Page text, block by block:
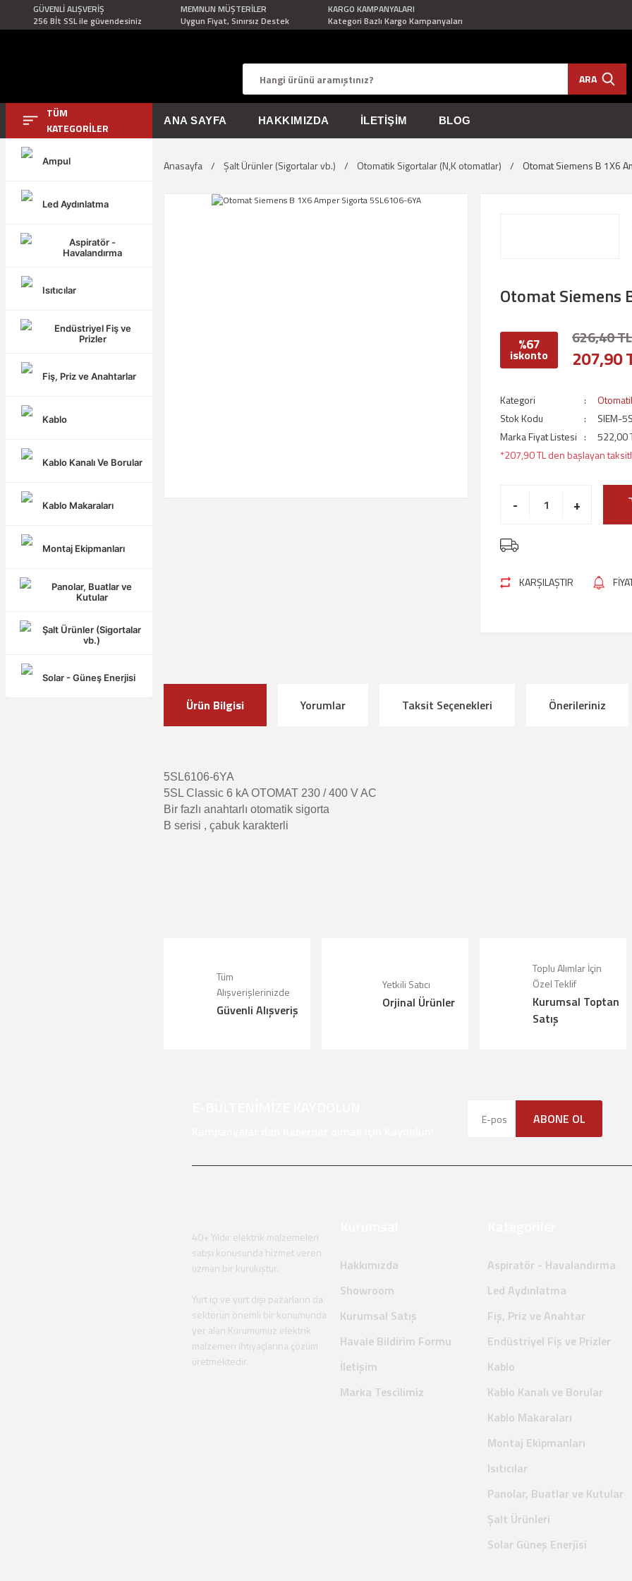
GÜVENLİ ALIŞVERİŞ
256 Bİt SSL ile güvendesiniz
MEMNUN MÜŞTERİLER
Uygun Fiyat, Sınırsız Destek
KARGO KAMPANYALARI
Kategori Bazlı Kargo Kampanyaları
ARA
TÜM
KATEGORİLER
Ampul
Led Aydınlatma
Aspiratör -
Havalandırma
Isıtıcılar
Endüstriyel Fiş ve
Prizler
Fiş, Priz ve Anahtarlar
Kablo
Kablo Kanalı Ve Borular
Kablo Makaraları
Montaj Ekipmanları
Panolar, Buatlar ve
Kutular
Şalt Ürünler (Sigortalar
vb.)
Solar - Güneş Enerjisi
ANA SAYFA HAKKIMIZDA İLETIŞIM BLOG
Anasayfa Şalt Ürünler (Sigortalar vb.) Otomatik Sigortalar (N,K otomatlar) Otomat Siemens B 1X6
Otomat Siemens
%67
iskonto
626,40
207,90
Kategori
Stok Kodu
SIEM-
Marka Fiyat Listesi
522,00
*207,90 TL den başlayan
- +
KARŞILAŞTIR
Ürün Bilgisi Yorumlar Taksit Seçenekleri Önerileriniz
5SL6106-6YA
5SL Classic 6 kA OTOMAT 230 / 400 V AC
Bir fazlı anahtarlı otomatik sigorta
B serisi , çabuk karakterli
Ürün bilgilerinde hatalar bulunuyor.
Ürün fiyatı diğer sitelerden daha pahalı.
Tüm
Alışverişlerinizde
Güvenli Alışveriş
Yetkili Satıcı
Orjinal Ürünler
Toplu Alımlar İçin
Özel Teklif
Kurumsal Toptan
Satış
ABONE OL
40+ Yıldır elektrik malzemeleri
satışı konusunda hizmet veren
uzman bir kuruluştur.
Yurt içi ve yurt dışı pazarların da
sektörün önemli bir konumunda
yer alan Kurumumuz elektrik
malzemeri ihtiyaçlarına çözüm
üretmektedir.
Hakkımızda
Showroom
Kurumsal Satış
Havale Bildirim Formu
İletişim
Marka Tescilimiz
Aspiratör - Havalandırma
Led Aydınlatma
Fiş, Priz ve Anahtar
Endüstriyel Fiş ve Prizler
Kablo
Kablo Kanalı ve Borular
Kablo Makaraları
Montaj Ekipmanları
Isıtıcılar
Panolar, Buatlar ve Kutular
Şalt Ürünleri
Solar Güneş Enerjisi